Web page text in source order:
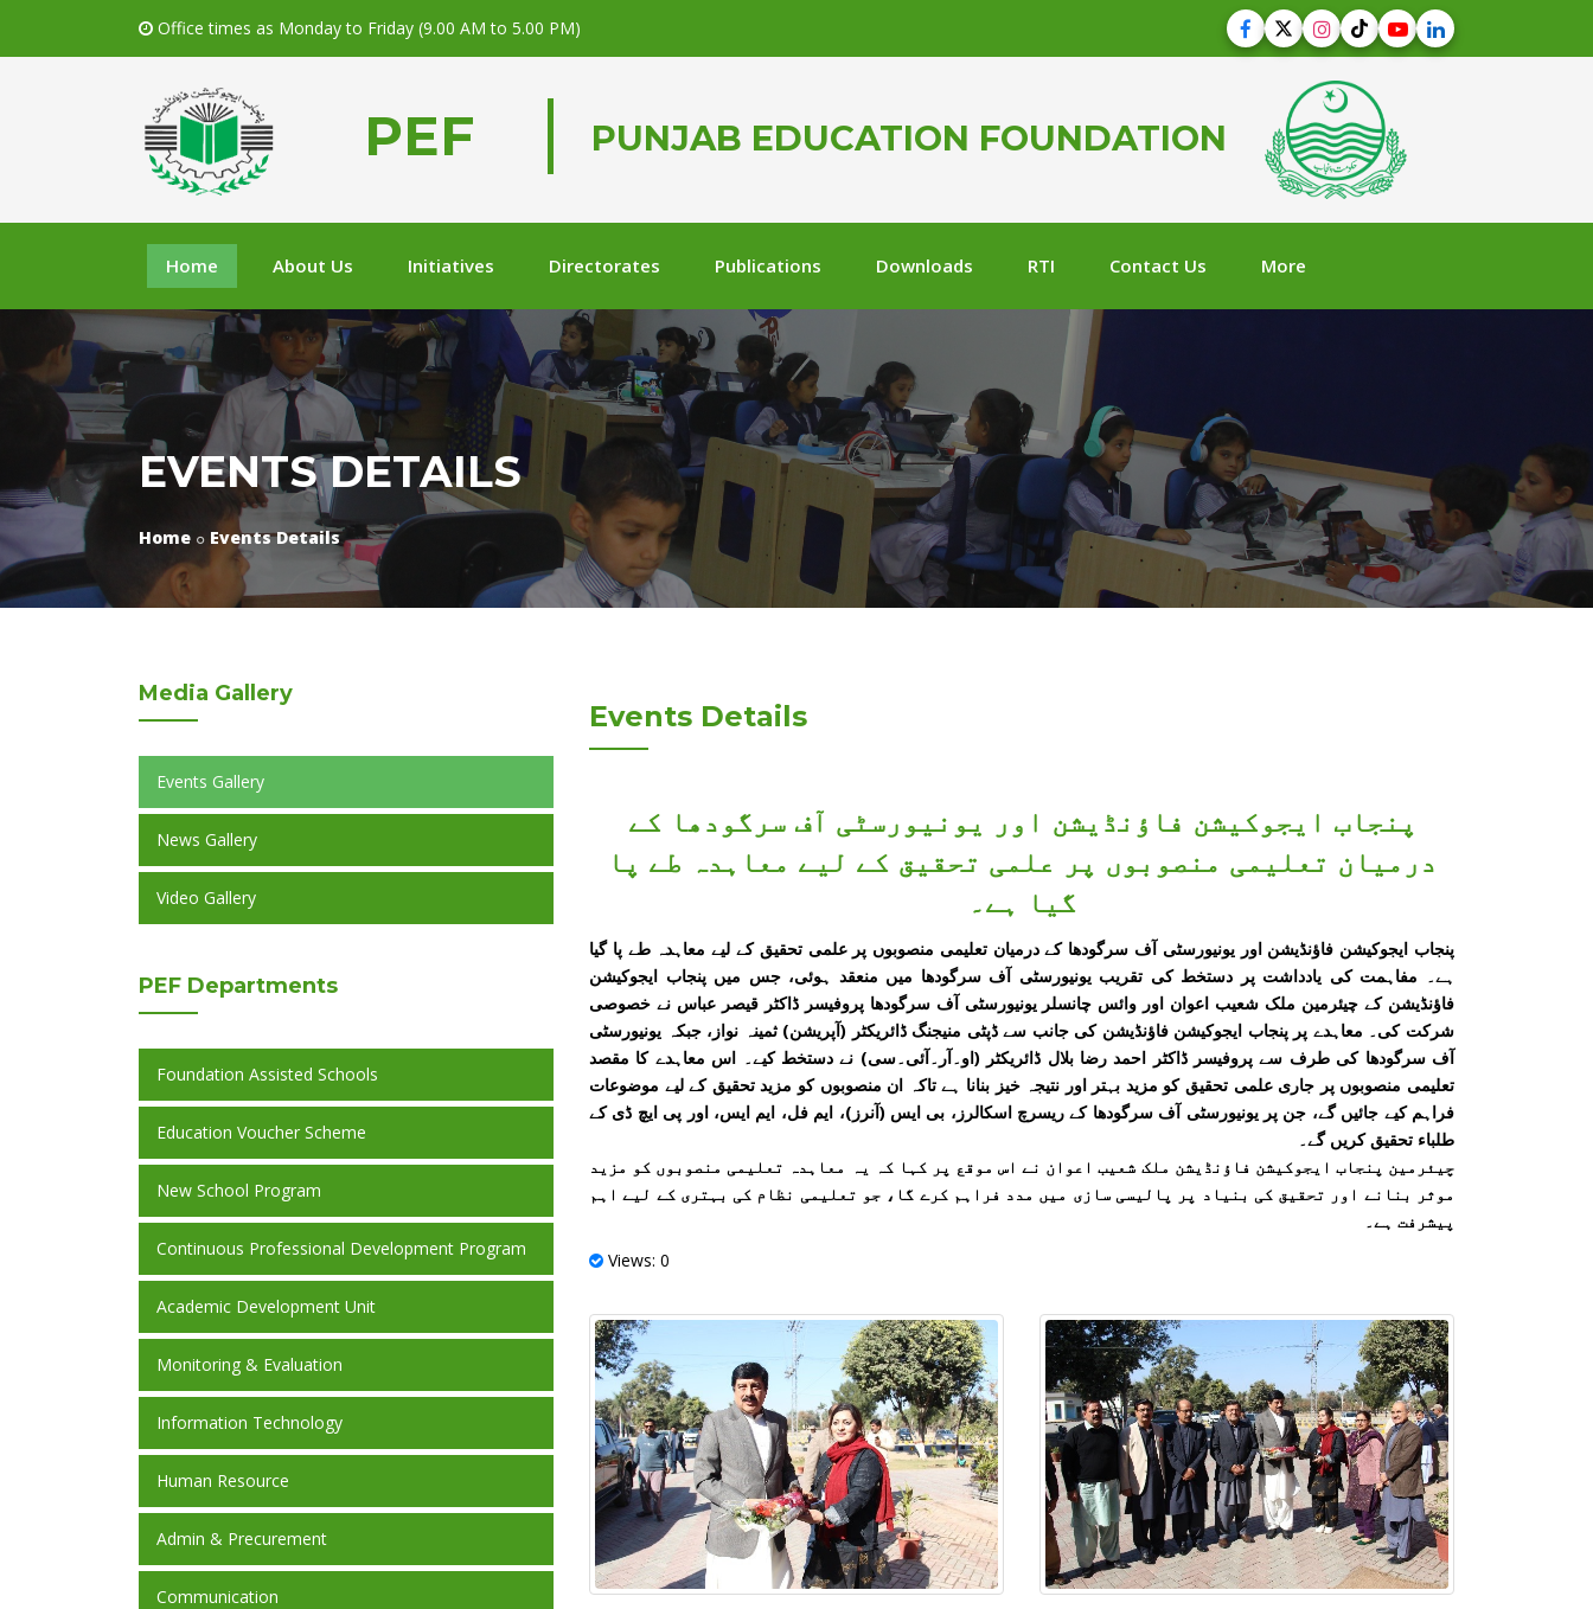
Office times as Monday to Friday (9.00 AM to 5.00 PM)
PEF PUNJAB EDUCATION FOUNDATION
Home About Us Initiatives Directorates Publications Downloads RTI Contact Us More
EVENTS DETAILS
Home Events Details
Media Gallery
Events Gallery
News Gallery
Video Gallery
PEF Departments
Foundation Assisted Schools
Education Voucher Scheme
New School Program
Continuous Professional Development Program
Academic Development Unit
Monitoring & Evaluation
Information Technology
Human Resource
Admin & Precurement
Communication
Events Details
پنجاب ایجوکیشن فاؤنڈیشن اور یونیورسٹی آف سرگودھا کے
درمیان تعلیمی منصوبوں پر علمی تحقیق کے لیے معاہدہ طے پا
گیا ہے۔
پنجاب ایجوکیشن فاؤنڈیشن اور یونیورسٹی آف سرگودھا کے درمیان تعلیمی منصوبوں پر علمی تحقیق کے لیے معاہدہ طے پا گیا
ہے۔ مفاہمت کی یادداشت پر دستخط کی تقریب یونیورسٹی آف سرگودھا میں منعقد ہوئی، جس میں پنجاب ایجوکیشن
فاؤنڈیشن کے چیئرمین ملک شعیب اعوان اور وائس چانسلر یونیورسٹی آف سرگودھا پروفیسر ڈاکٹر قیصر عباس نے خصوصی
شرکت کی۔ معاہدے پر پنجاب ایجوکیشن فاؤنڈیشن کی جانب سے ڈپٹی منیجنگ ڈائریکٹر (آپریشن) ثمینہ نواز، جبکہ یونیورسٹی
آف سرگودھا کی طرف سے پروفیسر ڈاکٹر احمد رضا بلال ڈائریکٹر (او۔آر۔آئی۔سی) نے دستخط کیے۔ اس معاہدے کا مقصد
تعلیمی منصوبوں پر جاری علمی تحقیق کو مزید بہتر اور نتیجہ خیز بنانا ہے تاکہ ان منصوبوں کو مزید تحقیق کے لیے موضوعات
فراہم کیے جائیں گے، جن پر یونیورسٹی آف سرگودھا کے ریسرچ اسکالرز، بی ایس (آنرز)، ایم فل، ایم ایس، اور پی ایچ ڈی کے
طلباء تحقیق کریں گے۔
چیئرمین پنجاب ایجوکیشن فاؤنڈیشن ملک شعیب اعوان نے اس موقع پر کہا کہ یہ معاہدہ تعلیمی منصوبوں کو مزید
موثر بنانے اور تحقیق کی بنیاد پر پالیسی سازی میں مدد فراہم کرے گا، جو تعلیمی نظام کی بہتری کے لیے اہم
پیشرفت ہے۔
Views: 0